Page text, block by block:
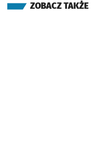
ZOBACZ TAKŻE